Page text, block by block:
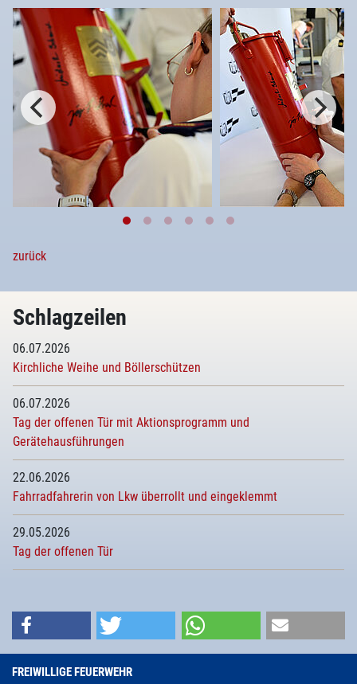
zurück
Schlagzeilen
06.07.2026
Kirchliche Weihe und Böllerschützen
06.07.2026
Tag der offenen Tür mit Aktionsprogramm und
Gerätehausführungen
22.06.2026
Fahrradfahrerin von Lkw überrollt und eingeklemmt
29.05.2026
Tag der offenen Tür
FREIWILLIGE FEUERWEHR